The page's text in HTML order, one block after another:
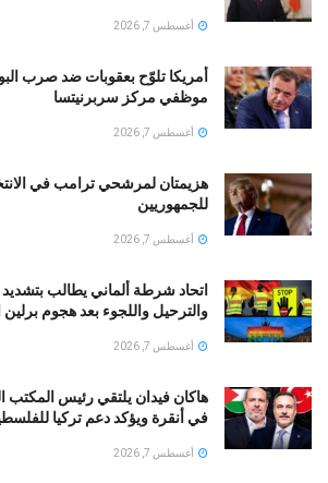
أغسطس 7, 2026
أمريكا تلوّح بعقوبات ضد صرب
موظفي مركز سربرنيتسا
أغسطس 7, 2026
هزيمتان لمرشحي ترامب في
للجمهوريين
أغسطس 7, 2026
اتحاد شرطة ألماني يطالب بتشديد
والترحيل واللجوء بعد هجوم برلين
أغسطس 7, 2026
هاكان فيدان يلتقي رئيس
في أنقرة ويؤكد دعم تركيا
أغسطس 7, 2026